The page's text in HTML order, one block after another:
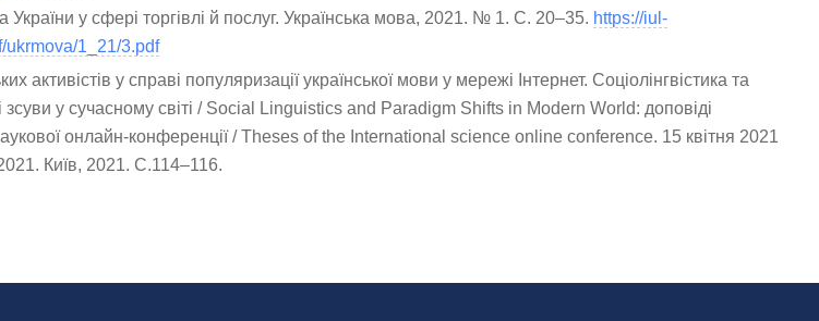
України у сфері торгівлі й послуг. Українська мова, 2021. № 1. С. 20–35. https://iul-
ukrmova/1_21/3.pdf
активістів у справі популяризації української мови у мережі Інтернет. Соціолінгвістика та
зсуви у сучасному світі / Social Linguistics and Paradigm Shifts in Modern World: доповіді
онлайн-конференції / Theses of the International science online conference. 15 квітня 2021
Київ, 2021. С.114–116.